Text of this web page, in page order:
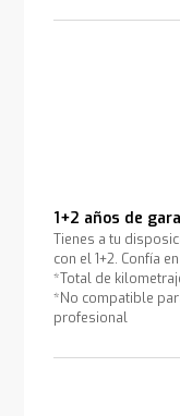
1+2 años de
Tienes a tu
con el 1+2. Confía
*Total de
*No compatible
profesional